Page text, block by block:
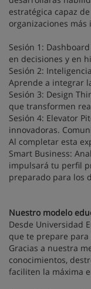
estratégica capaz
organizaciones
Sesión 1:
en decisiones y en
Sesión 2:
Aprende a integrar
Sesión 3: Design
que transformen
Sesión 4: Elevator
innovadoras.
Al completar esta
Smart Business:
impulsará tu perfil
preparado para los
Nuestro modelo
Desde Universidad
que te prepare
Gracias a nuestra
conocimientos,
faciliten la máxima